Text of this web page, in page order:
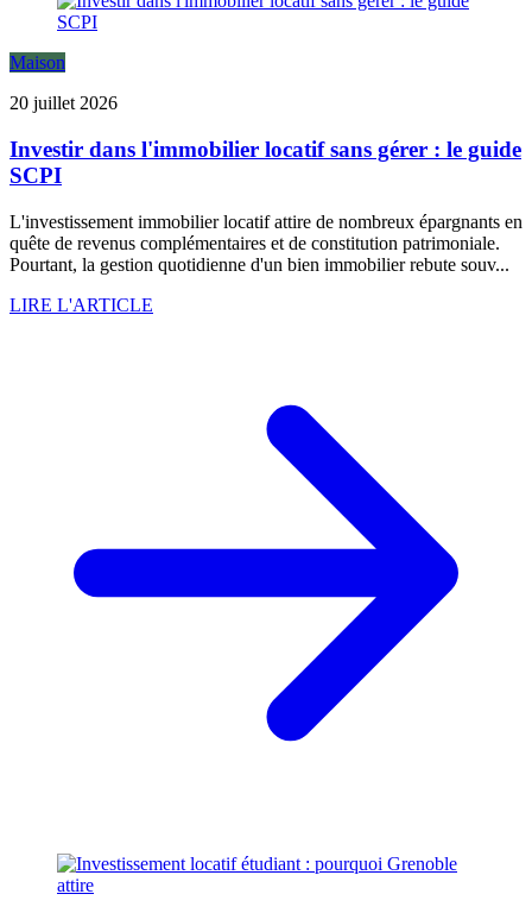
Maison
20 juillet 2026
Investir dans l'immobilier locatif sans gérer : le guide
SCPI
L'investissement immobilier locatif attire de nombreux épargnants en
quête de revenus complémentaires et de constitution patrimoniale.
Pourtant, la gestion quotidienne d'un bien immobilier rebute souv...
LIRE L'ARTICLE